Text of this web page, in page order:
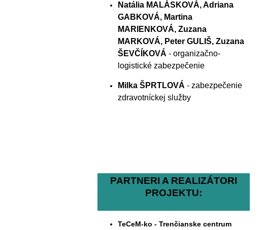
Natália MALÁSKOVÁ, Adriana
GABKOVÁ, Martina
MARIENKOVÁ, Zuzana
MARKOVÁ, Peter GULIŠ, Zuzana
ŠEVČÍKOVÁ - organizačno-
logistické zabezpečenie
Milka ŠPRTLOVÁ - zabezpečenie
zdravotníckej služby
PARTNERI A REALIZÁTORI
PROJEKTU:
TeCeM-ko - Trenčianske centrum